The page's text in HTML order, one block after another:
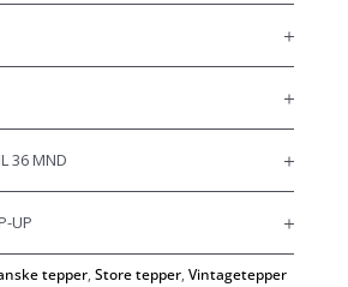
36 MND
UP
tepper, Store tepper, Vintagetepper